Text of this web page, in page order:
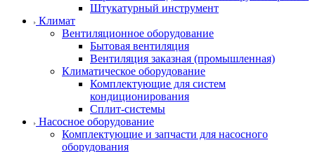
Штукатурный инструмент
Климат
Вентиляционное оборудование
Бытовая вентиляция
Вентиляция заказная (промышленная)
Климатическое оборудование
Комплектующие для систем
кондиционирования
Сплит-системы
Насосное оборудование
Комплектующие и запчасти для насосного
оборудования